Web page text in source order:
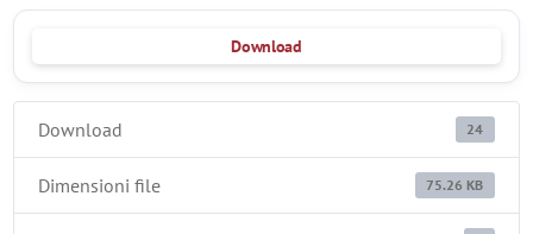
Download
Download 24
Dimensioni file 75.26 KB